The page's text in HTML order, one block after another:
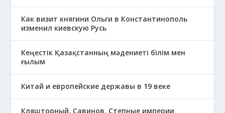
Как визит княгини Ольги в Константинополь
изменил киевскую Русь
Кеңестік Қазақстанның мәдениеті білім мен
ғылым
Китай и европейские державы в 19 веке
Кляшторный, Савинов. Степные империи